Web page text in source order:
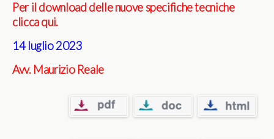
Per il download delle nuove specifiche tecniche
clicca qui.
14 luglio 2023
Avv. Maurizio Reale